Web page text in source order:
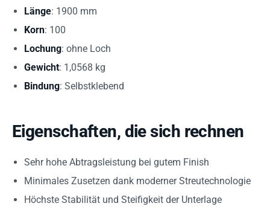
Länge: 1900 mm
Korn: 100
Lochung: ohne Loch
Gewicht: 1,0568 kg
Bindung: Selbstklebend
Eigenschaften, die sich rechnen
Sehr hohe Abtragsleistung bei gutem Finish
Minimales Zusetzen dank moderner Streutechnologie
Höchste Stabilität und Steifigkeit der Unterlage